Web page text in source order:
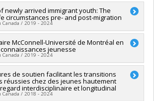
Bruno Gauthier
Isabelle Archambault ,Tania Lecomte,Karim
FEI sans restriction
newly arrived immigrant youth: The
circumstances pre- and post-migration
Canada / 2019 - 2024
Isabelle Archambault
Michel Janosz,Andrea Macleod
CRSH/Conseil de recherches en sciences
Subvention Savoir
McConnell-Université de Montréal en
jeunesse
Canada / 2019 - 2024
Isabelle Archambault,Katherine Frohlich
,Véronique Dupéré,Sarah Fraser
Université de Montréal
de soutien facilitant les transitions
réussies chez des jeunes hautement
interdisciplinaire et longitudinal
Canada / 2018 - 2024